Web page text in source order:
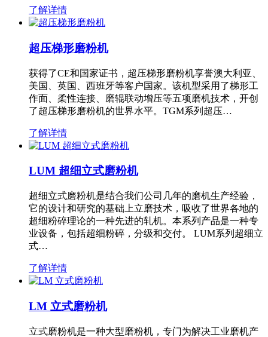
了解详情
超压梯形磨粉机
获得了CE和国家证书，超压梯形磨粉机享誉澳大利亚、
美国、英国、西班牙等客户国家。该机型采用了梯形工
作面、柔性连接、磨辊联动增压等五项磨机技术，开创
了超压梯形磨粉机的世界水平。TGM系列超压…
了解详情
LUM 超细立式磨粉机
超细立式磨粉机是结合我们公司几年的磨机生产经验，
它的设计和研究的基础上立磨技术，吸收了世界各地的
超细粉碎理论的一种先进的轧机。本系列产品是一种专
业设备，包括超细粉碎，分级和交付。 LUM系列超细立
式…
了解详情
LM 立式磨粉机
立式磨粉机是一种大型磨粉机，专门为解决工业磨机产